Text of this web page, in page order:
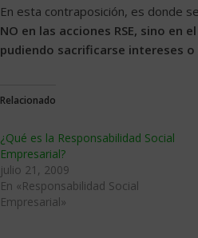
En esta contraposición, es donde
NO en las acciones RSE, sino en
pudiendo sacrificarse intereses
Relacionado
¿Qué es la Responsabilidad Social
Empresarial?
julio 21, 2009
En «Responsabilidad Social
Empresarial»